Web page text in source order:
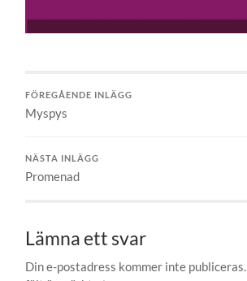
FÖREGÅENDE INLÄGG
Myspys
NÄSTA INLÄGG
Promenad
Lämna ett svar
Din e-postadress kommer inte publiceras.